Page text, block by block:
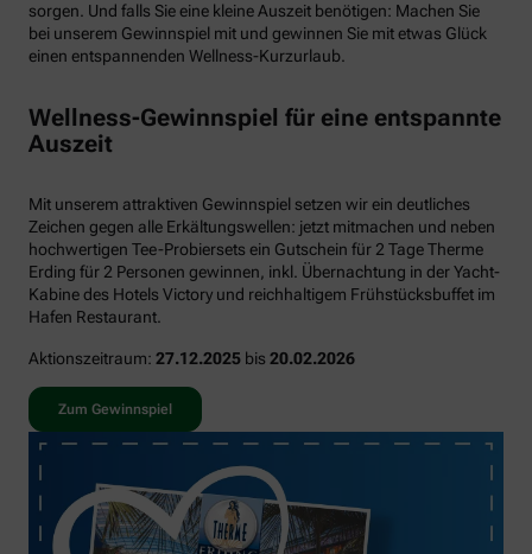
sorgen. Und falls Sie eine kleine Auszeit benötigen: Machen Sie
bei unserem Gewinnspiel mit und gewinnen Sie mit etwas Glück
einen entspannenden Wellness-Kurzurlaub.
Wellness-Gewinnspiel für eine entspannte
Auszeit
Mit unserem attraktiven Gewinnspiel setzen wir ein deutliches
Zeichen gegen alle Erkältungswellen: jetzt mitmachen und neben
hochwertigen Tee-Probiersets ein Gutschein für 2 Tage Therme
Erding für 2 Personen gewinnen, inkl. Übernachtung in der Yacht-
Kabine des Hotels Victory und reichhaltigem Frühstücksbuffet im
Hafen Restaurant.
Aktionszeitraum: 27.12.2025 bis 20.02.2026
Zum Gewinnspiel